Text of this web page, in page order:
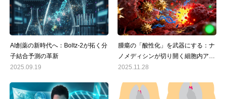
AI創薬の新時代へ：Boltz-2が拓く分
子結合予測の革新
2025.09.19
腫瘍の「酸性化」を武器にする：ナ
ノメディシンが切り開く細胞内アシ
ドーシス誘導療法の最前線
2025.11.28